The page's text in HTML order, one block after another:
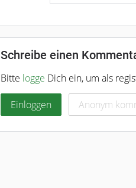
Schreibe einen
Bitte logge Dich ein, um als
Einloggen Anonym